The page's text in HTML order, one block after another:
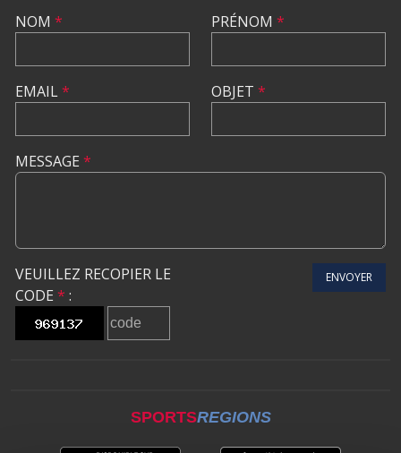
NOM *
EMAIL*
PRÉNOM *
OBJET *
MESSAGE *
VEUILLEZ RECOPIER LE
CODE * :
ENVOYER
SPORTSREGIONS